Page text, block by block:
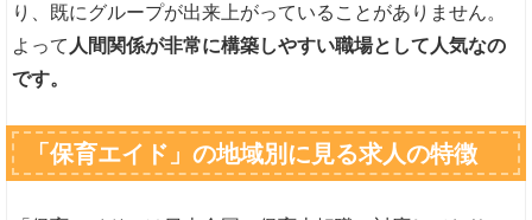
り、既にグループが出来上がっていることがありません。
よって 人間関係が非常に構築しやすい職場として人気なの
です。
「保育エイド」の地域別に見る求人の特徴